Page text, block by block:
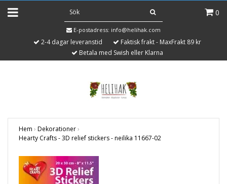
0
E-postadress: info@helihak.com
2-4 dagar leveranstid
Faktisk frakt - MaxFrakt 89 kr
Betala med Swish eller Klarna
Hem › Dekorationer›
Hearty Crafts - 3D relief stickers - neilika 11667-02